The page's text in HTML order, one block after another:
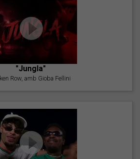
"Jungla"
Row, amb Gioba Fellini